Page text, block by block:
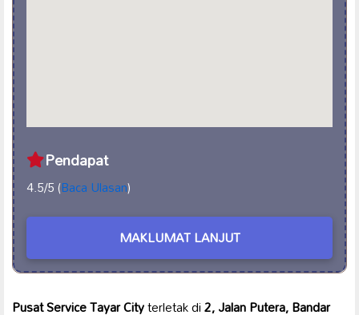
Pendapat
4.5/5 (Baca Ulasan)
MAKLUMAT LANJUT
Pusat Service Tayar Cityterletak di2, Jalan Putera, Bandar